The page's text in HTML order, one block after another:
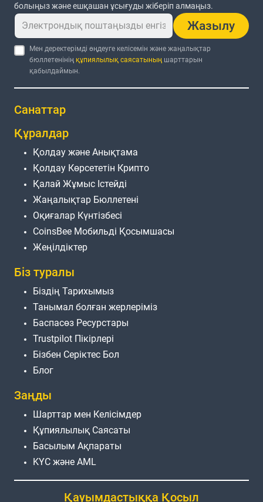
болыңыз және ешқашан ұсығуды жіберіп алмаңыз.
Жазылу
Мен деректерімді өңдеуге келісемін және жаңалықтар
бюллетенінің құпиялылық саясатының шарттарын
қабылдаймын.
Санаттар
Құралдар
Қолдау және Анықтама
Қолдау Көрсететін Крипто
Қалай Жұмыс Істейді
Жаңалықтар Бюллетені
Оқиғалар Күнтізбесі
CoinsBee Мобильді Қосымшасы
Жеңілдіктер
Біз туралы
Біздің Тарихымыз
Танымал болған жерлеріміз
Баспасөз Ресурстары
Trustpilot Пікірлері
Бізбен Серіктес Бол
Блог
Заңды
Шарттар мен Келісімдер
Құпиялылық Саясаты
Басылым Ақпараты
KYC және AML
Қауымдастыққа Қосыл